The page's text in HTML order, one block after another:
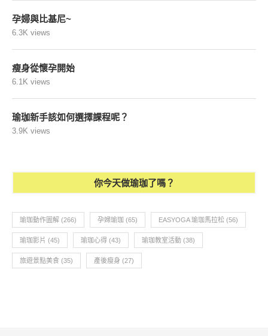
孕婦與比基尼~
瘦身從懷孕開始
6.1K views